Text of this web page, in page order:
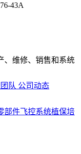
43A
、维修、销售和系统
队 公司动态
部件飞控系统植保培